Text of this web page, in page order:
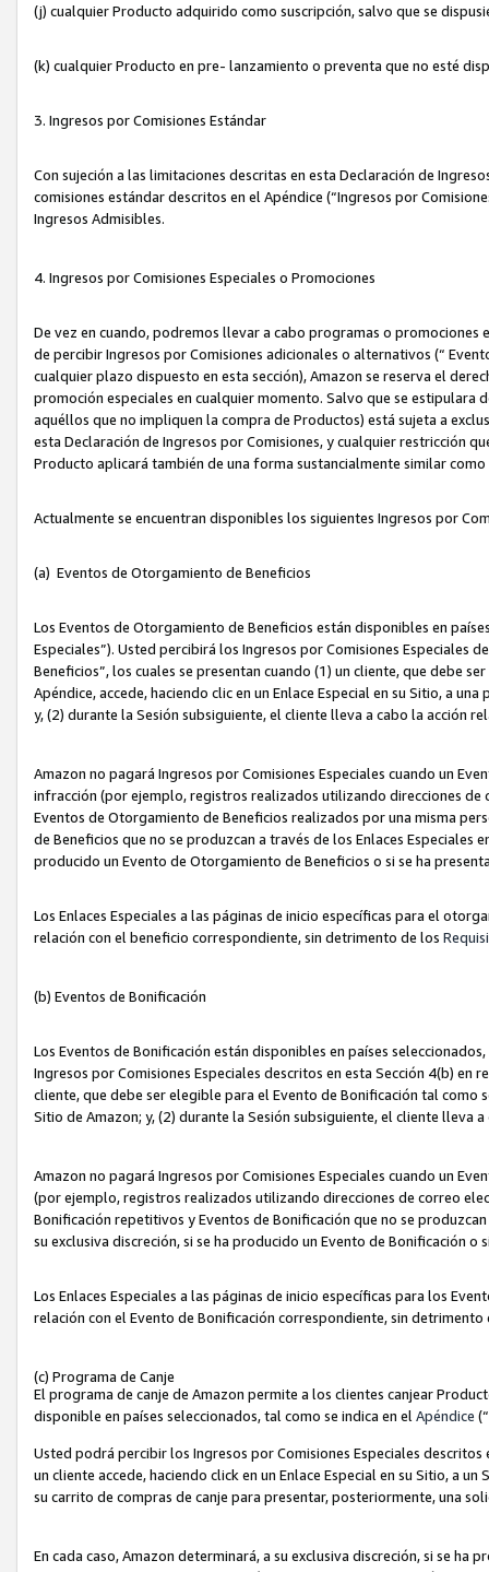
(j) cualquier Producto adquirido como suscripción, salvo que se
(k) cualquier Producto en pre- lanzamiento o preventa que no esté
3. Ingresos por Comisiones Estándar
Con sujeción a las limitaciones descritas en esta Declaración de
comisiones estándar descritos en el Apéndice (“Ingresos por
Ingresos Admisibles.
4. Ingresos por Comisiones Especiales o Promociones
De vez en cuando, podremos llevar a cabo programas o
de percibir Ingresos por Comisiones adicionales o alternativos (“
cualquier plazo dispuesto en esta sección), Amazon se reserva el
promoción especiales en cualquier momento. Salvo que se
aquéllos que no impliquen la compra de Productos) está sujeta a
esta Declaración de Ingresos por Comisiones, y cualquier restricción
Producto aplicará también de una forma sustancialmente similar
Actualmente se encuentran disponibles los siguientes Ingresos por
(a) Eventos de Otorgamiento de Beneficios
Los Eventos de Otorgamiento de Beneficios están disponibles en
Especiales”). Usted percibirá los Ingresos por Comisiones Especiales
Beneficios”, los cuales se presentan cuando (1) un cliente, que debe
Apéndice, accede, haciendo clic en un Enlace Especial en su Sitio, a
y, (2) durante la Sesión subsiguiente, el cliente lleva a cabo la acción
Amazon no pagará Ingresos por Comisiones Especiales cuando un
infracción (por ejemplo, registros realizados utilizando direcciones
Eventos de Otorgamiento de Beneficios realizados por una misma
de Beneficios que no se produzcan a través de los Enlaces Especiales
producido un Evento de Otorgamiento de Beneficios o si se ha
Los Enlaces Especiales a las páginas de inicio específicas para el
relación con el beneficio correspondiente, sin detrimento de los
(b) Eventos de Bonificación
Los Eventos de Bonificación están disponibles en países
Ingresos por Comisiones Especiales descritos en esta Sección 4(b) en
cliente, que debe ser elegible para el Evento de Bonificación tal como
Sitio de Amazon; y, (2) durante la Sesión subsiguiente, el cliente lleva
Amazon no pagará Ingresos por Comisiones Especiales cuando un
(por ejemplo, registros realizados utilizando direcciones de correo
Bonificación repetitivos y Eventos de Bonificación que no se
su exclusiva discreción, si se ha producido un Evento de Bonificación
Los Enlaces Especiales a las páginas de inicio específicas para los
relación con el Evento de Bonificación correspondiente, sin
(c) Programa de Canje
El programa de canje de Amazon permite a los clientes canjear
disponible en países seleccionados, tal como se indica en el Apéndice
Usted podrá percibir los Ingresos por Comisiones Especiales
un cliente accede, haciendo click en un Enlace Especial en su Sitio, a
su carrito de compras de canje para presentar, posteriormente, una
En cada caso, Amazon determinará, a su exclusiva discreción, si se